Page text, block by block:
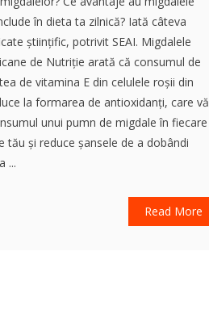
în dieta ta zilnică? Iată câteva
științific, potrivit SEAI. Migdalele
de Nutriție arată că consumul de
de vitamina E din celulele roșii din
la formarea de antioxidanți, care vă
unui pumn de migdale în fiecare
tău și reduce șansele de a dobândi
...
Read More